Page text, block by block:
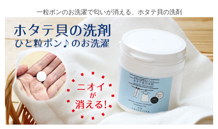
一粒ポンのお洗濯で匂いが消える、ホタテ貝の洗剤